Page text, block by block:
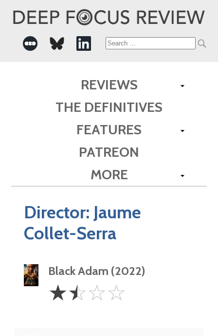
Search
REVIEWS
THE DEFINITIVES
FEATURES
PATREON
MORE
Director: Jaume
Collet-Serra
Black Adam (2022)
1.5
Stars
☆☆☆☆